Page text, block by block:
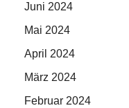
Juni 2024
Mai 2024
April 2024
März 2024
Februar 2024